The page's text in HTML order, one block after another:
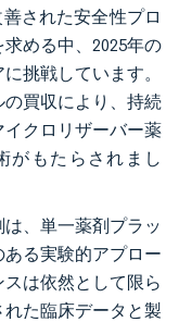
された安全性プロ
める中、2025年の
挑戦しています。
の買収により、持続
クロリザーバー薬
がもたらされまし
、単一薬剤プラッ
ある実験的アプロー
は依然として限ら
た臨床データと製